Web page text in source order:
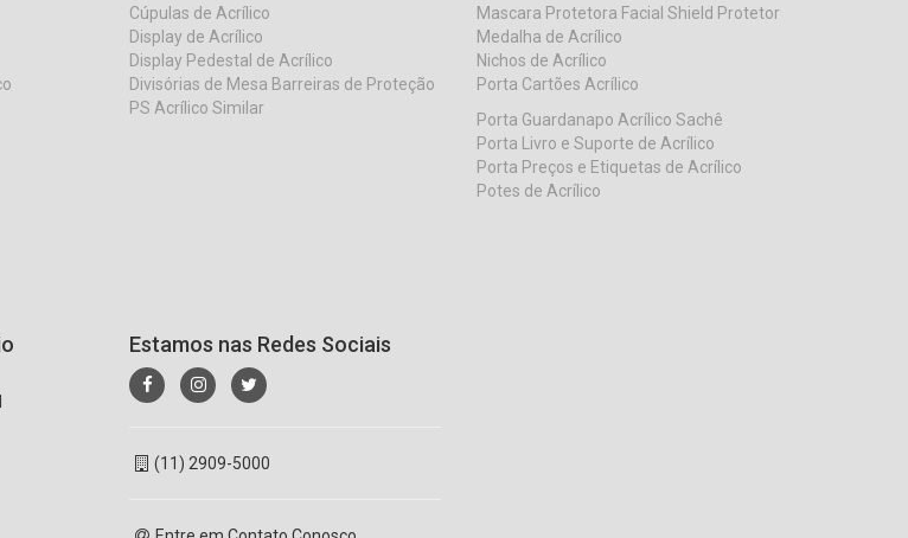
Cúpulas de Acrílico
Display de Acrílico
Display Pedestal de Acrílico
Divisórias de Mesa Barreiras de Proteção
PS Acrílico Similar
Mascara Protetora Facial Shield Protetor
Medalha de Acrílico
Nichos de Acrílico
Porta Cartões Acrílico
Porta Guardanapo Acrílico Sachê
Porta Livro e Suporte de Acrílico
Porta Preços e Etiquetas de Acrílico
Potes de Acrílico
Estamos nas Redes Sociais
(11) 2909-5000